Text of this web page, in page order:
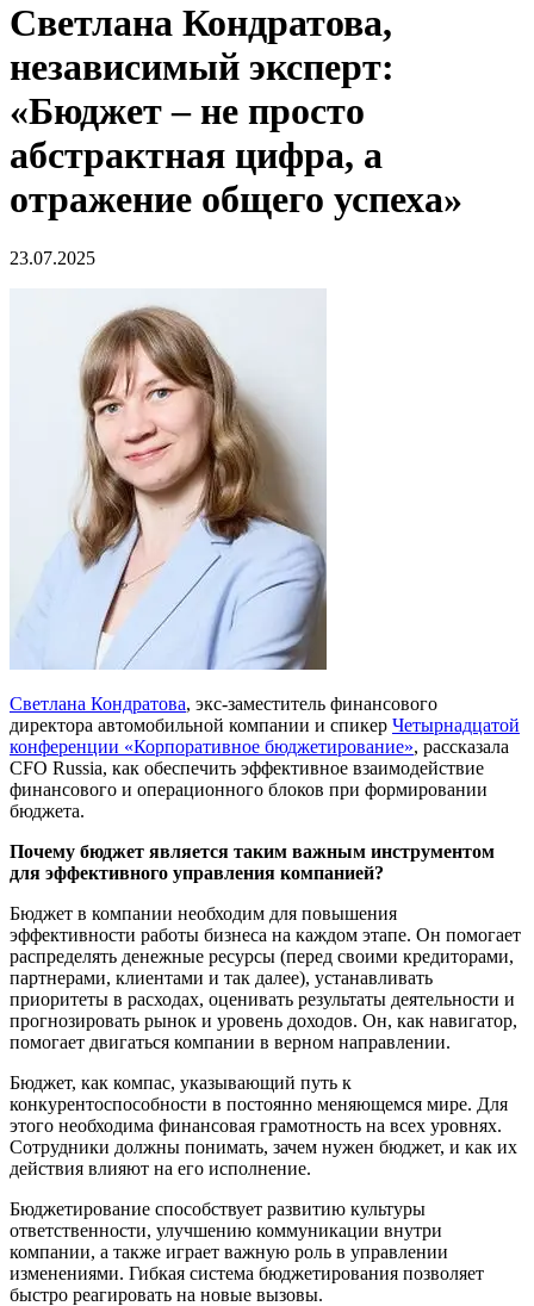
Светлана Кондратова,
независимый эксперт:
«Бюджет – не просто
абстрактная цифра, а
отражение общего успеха»
23.07.2025
Светлана Кондратова, экс-заместитель финансового
директора автомобильной компании и спикер Четырнадцатой
конференции «Корпоративное бюджетирование», рассказала
CFO Russia, как обеспечить эффективное взаимодействие
финансового и операционного блоков при формировании
бюджета.
Почему бюджет является таким важным инструментом
для эффективного управления компанией?
Бюджет в компании необходим для повышения
эффективности работы бизнеса на каждом этапе. Он помогает
распределять денежные ресурсы (перед своими кредиторами,
партнерами, клиентами и так далее), устанавливать
приоритеты в расходах, оценивать результаты деятельности и
прогнозировать рынок и уровень доходов. Он, как навигатор,
помогает двигаться компании в верном направлении.
Бюджет, как компас, указывающий путь к
конкурентоспособности в постоянно меняющемся мире. Для
этого необходима финансовая грамотность на всех уровнях.
Сотрудники должны понимать, зачем нужен бюджет, и как их
действия влияют на его исполнение.
Бюджетирование способствует развитию культуры
ответственности, улучшению коммуникации внутри
компании, а также играет важную роль в управлении
изменениями. Гибкая система бюджетирования позволяет
быстро реагировать на новые вызовы.